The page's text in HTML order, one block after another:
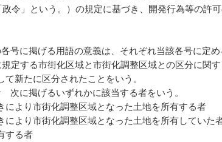
政令」という。）の規定に基づき、開発行為等の許
号に掲げる用語の意義は、それぞれ当該各号に定め
定する市街化区域と市街化調整区域との区分に関す
新たに区分されたことをいう。
に掲げるいずれかに該当する者をいう。
より市街化調整区域となった土地を所有する者
より市街化調整区域となった土地を所有していた
する者